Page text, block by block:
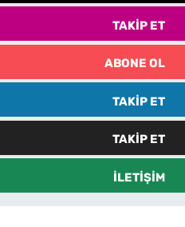
TAKIP ET
ABONE OL
TAKIP ET
TAKIP ET
İLETIŞIM